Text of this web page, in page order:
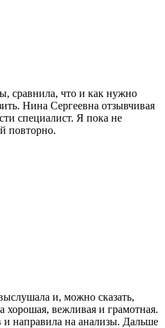
сравнила, что и как нужно
Нина Сергеевна отзывчивая
специалист. Я пока не
повторно.
и, можно сказать,
хорошая, вежливая и грамотная.
и направила на анализы. Дальше